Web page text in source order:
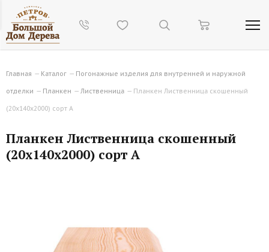
Главная — Каталог — Погонажные изделия для внутренней и наружной
отделки — Планкен — Лиственница — Планкен Лиственница скошенный
(20х140х2000) сорт А
Планкен Лиственница скошенный
(20х140х2000) сорт А